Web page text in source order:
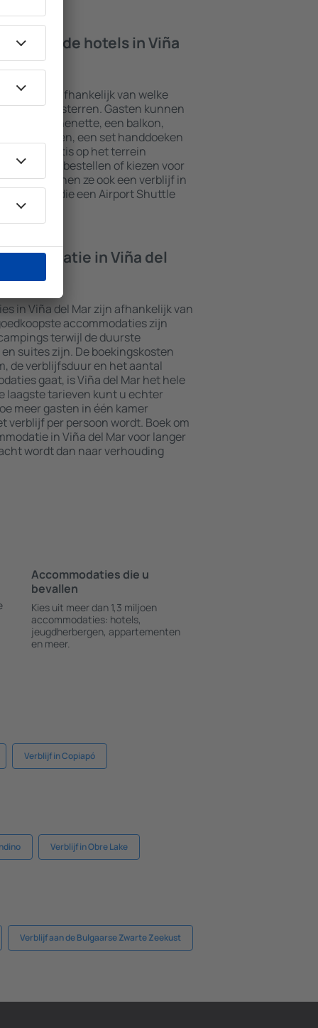
bieden de hotels in Viña
Mar zijn afhankelijk van welke
het aantal sterren. Gasten kunnen
een kitchenette, een balkon,
een set handdoeken
gratis op het terrein
bestellen of kiezen voor
kunnen ze ook een verblijf in
die een Airport Shuttle
in Viña del
in Viña del Mar zijn afhankelijk van
accommodaties zijn
terwijl de duurste
suites zijn. De boekingskosten
de verblijfsduur en het aantal
gaat, is Viña del Mar het hele
laagste tarieven kunt u echter
meer gasten in één kamer
verblijf per persoon wordt. Boek om
in Viña del Mar voor langer
wordt dan naar verhouding
Accommodaties die u
bevallen
Kies uit meer dan 1,3 miljoen
accommodaties: hotels,
jeugdherbergen, appartementen
en meer.
Verblijf in Copiapó
Verblijf in Obre Lake
Verblijf aan de Bulgaarse Zwarte Zeekust